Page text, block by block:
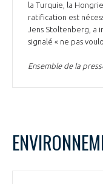
la Turquie, la
ratification est
Jens Stoltenberg, a
signalé « ne pas
Ensemble de la